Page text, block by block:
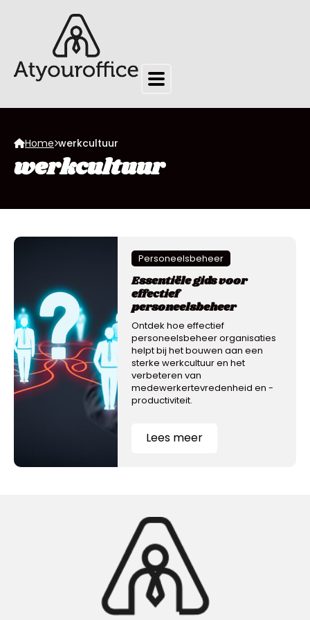
Home werkcultuur
werkcultuur
Personeelsbeheer
Essentiële gids voor
effectief
personeelsbeheer
Ontdek hoe effectief
personeelsbeheer organisaties
helpt bij het bouwen aan een
sterke werkcultuur en het
verbeteren van
medewerkertevredenheid en -
productiviteit.
Lees meer